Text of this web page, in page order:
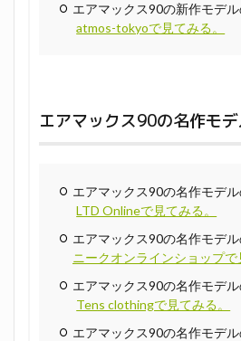
エアマックス90の新作モデ
atmos-tokyoで見てみる。
エアマックス90の名作モ
エアマックス90の名作モデ
LTD Onlineで見てみる。
エアマックス90の名作モデ
ニークオンラインショップで
エアマックス90の名作モデ
Tens clothingで見てみる。
エアマックス90の名作モデ